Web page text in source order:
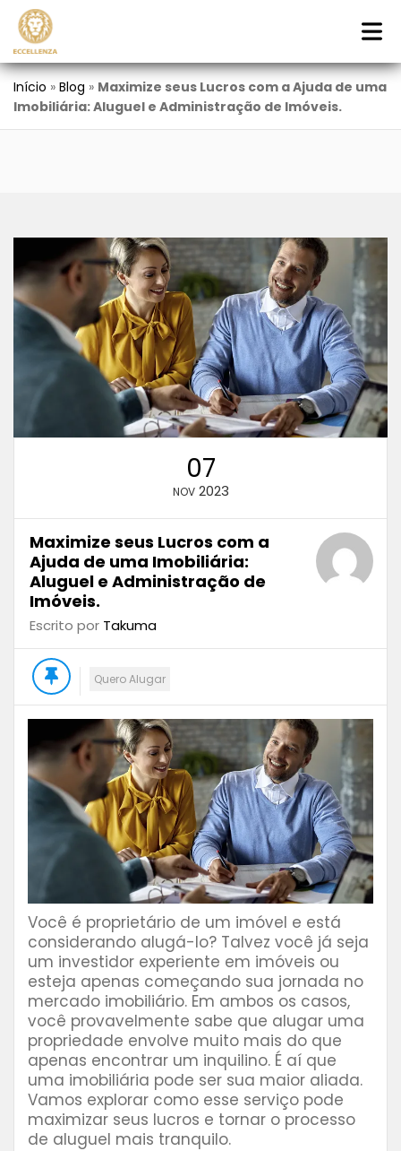
Início » Blog » Maximize seus Lucros com a Ajuda de uma
Imobiliária: Aluguel e Administração de Imóveis.
07
NOV 2023
Maximize seus Lucros com a
Ajuda de uma Imobiliária:
Aluguel e Administração de
Imóveis.
Escrito por Takuma
Quero Alugar
Você é proprietário de um imóvel e está
considerando alugá-lo? Talvez você já seja
um investidor experiente em imóveis ou
esteja apenas começando sua jornada no
mercado imobiliário. Em ambos os casos,
você provavelmente sabe que alugar uma
propriedade envolve muito mais do que
apenas encontrar um inquilino. É aí que
uma imobiliária pode ser sua maior aliada.
Vamos explorar como esse serviço pode
maximizar seus lucros e tornar o processo
de aluguel mais tranquilo.